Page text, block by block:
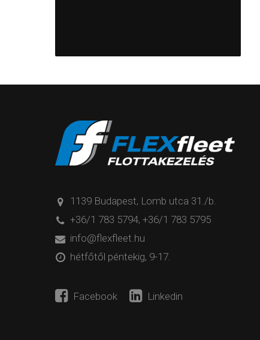
1139 Budapest, Lomb utca 31./b.
+36/1 783 5794, +36/1 783 5795
info@flexfleet.hu
hétfőtől péntekig, 9-17.
Facebook Linkedin